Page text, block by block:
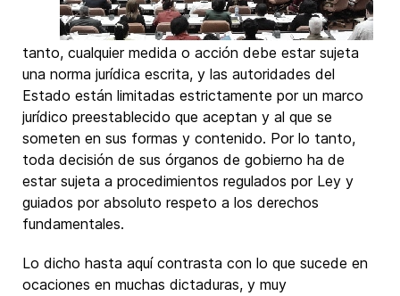
tanto, cualquier medida o acción debe estar sujeta
una norma jurídica escrita, y las autoridades del
Estado están limitadas estrictamente por un marco
jurídico preestablecido que aceptan y al que se
someten en sus formas y contenido. Por lo tanto,
toda decisión de sus órganos de gobierno ha de
estar sujeta a procedimientos regulados por Ley y
guiados por absoluto respeto a los derechos
fundamentales.
Lo dicho hasta aquí contrasta con lo que sucede en
ocaciones en muchas dictaduras, y muy